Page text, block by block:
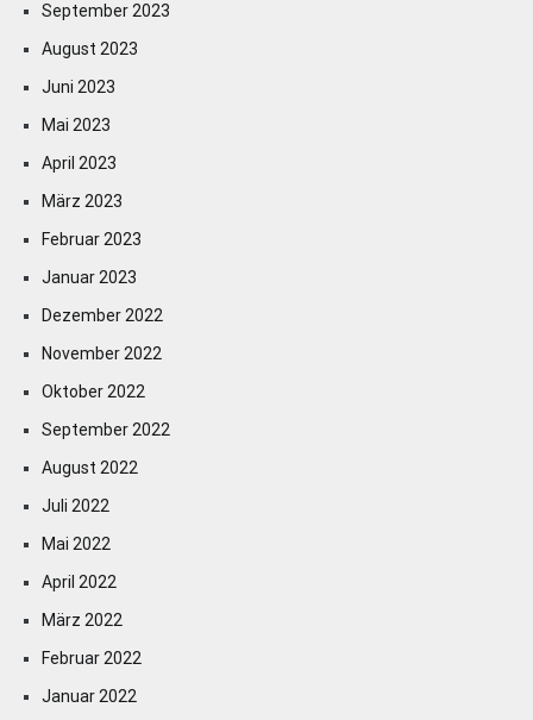
September 2023
August 2023
Juni 2023
Mai 2023
April 2023
März 2023
Februar 2023
Januar 2023
Dezember 2022
November 2022
Oktober 2022
September 2022
August 2022
Juli 2022
Mai 2022
April 2022
März 2022
Februar 2022
Januar 2022